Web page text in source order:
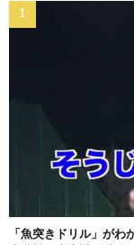
「魚突きドリル」がわ